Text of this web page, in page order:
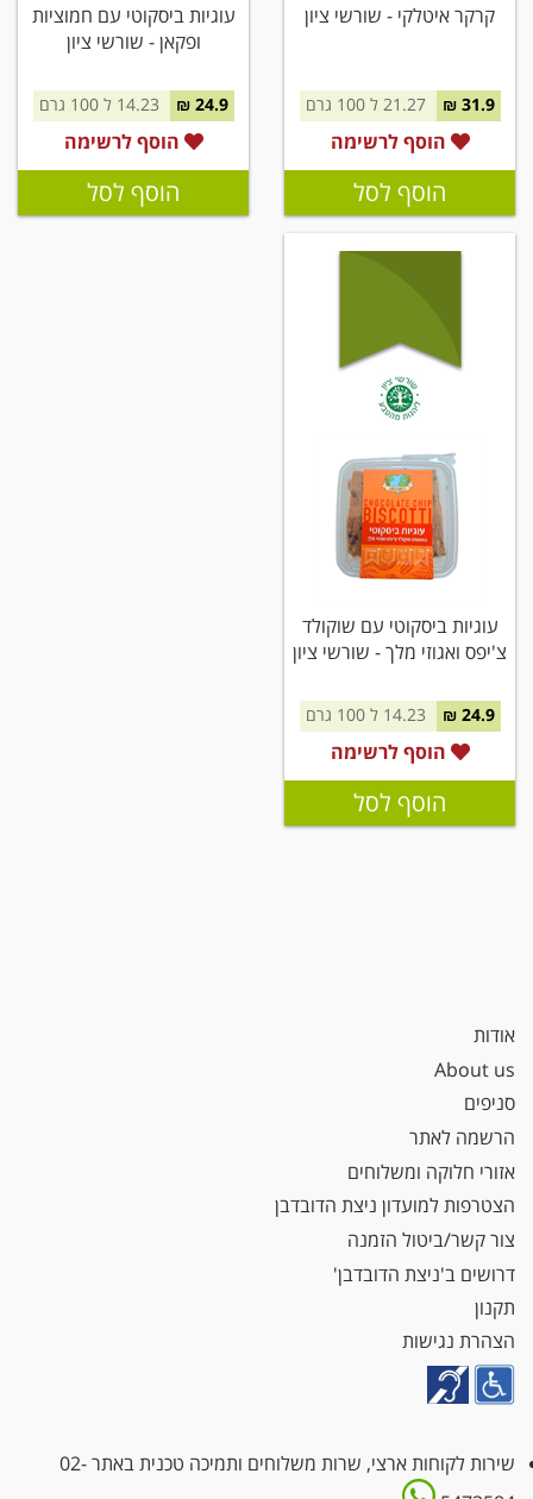
קרקר איטלקי - שורשי ציון
31.9 ₪ 21.27 ל 100 גרם
הוסף לרשימה
הוסף לסל
עוגיות ביסקוטי עם חמוציות
ופקאן - שורשי ציון
24.9 ₪
הוסף לרשימה
הוסף לסל
עוגיות ביסקוטי עם שוקולד
צ'יפס ואגוזי מלך - שורשי ציון
24.9 ₪
הוסף לרשימה
הוסף לסל
אודות
About us
סניפים
הרשמה לאתר
אזורי חלוקה ומשלוחים
הצטרפות למועדון ניצת הדובדבן
צור קשר/ביטול הזמנה
דרושים ב'ניצת הדובדבן'
תקנון
הצהרת נגישות
שירות לקוחות ארצי, שרות משלוחים ותמיכה טכנית באתר02-